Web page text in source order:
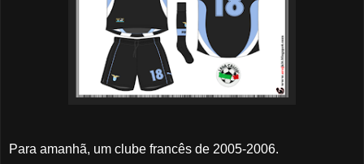
Para amanhã, um clube francês de 2005-2006.